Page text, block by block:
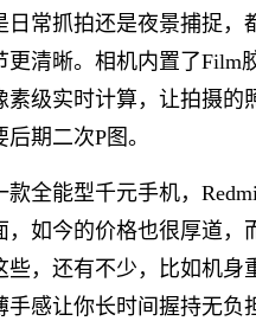
日常抓拍还是夜景捕捉，
更清晰。相机内置了Film
素级实时计算，让拍摄的
期二次P图。
款全能型千元手机，
，如今的价格也很厚道，
些，还有不少，比如机身
手感让你长时间握持无负